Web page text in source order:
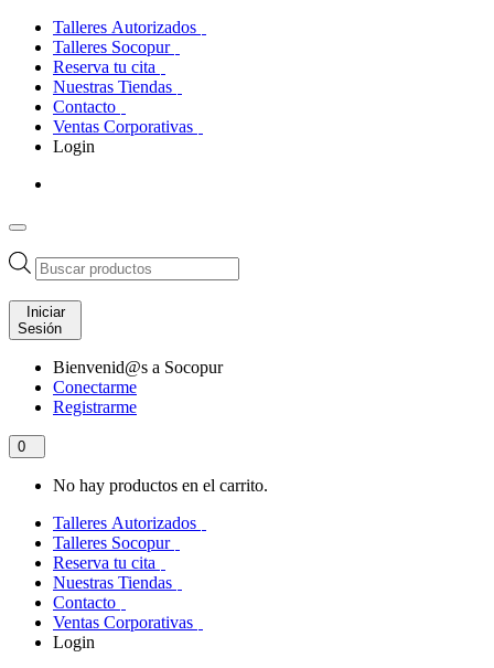
Talleres Autorizados
Talleres Socopur
Reserva tu cita
Nuestras Tiendas
Contacto
Ventas Corporativas
Login
Búsqueda
de
productos
Iniciar
Sesión
Bienvenid@s a Socopur
Conectarme
Registrarme
0
No hay productos en el carrito.
Talleres Autorizados
Talleres Socopur
Reserva tu cita
Nuestras Tiendas
Contacto
Ventas Corporativas
Login